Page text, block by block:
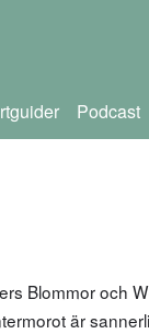
Podcast
Blommor och
är